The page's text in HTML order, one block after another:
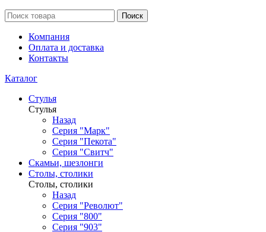
Поиск
Компания
Оплата и доставка
Контакты
Каталог
Стулья
Стулья
Назад
Серия "Марк"
Серия "Пекота"
Серия "Свитч"
Скамьи, шезлонги
Столы, столики
Столы, столики
Назад
Серия "Револют"
Серия "800"
Серия "903"